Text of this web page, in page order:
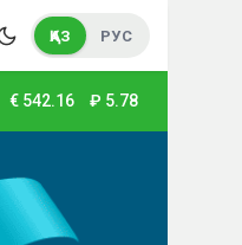
ҚАЗ РУС
€ 542.16 ₽ 5.78